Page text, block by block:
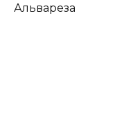
Альвареза